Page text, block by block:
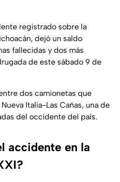
registrado sobre la
dejó un saldo
fallecidas y dos más
de este sábado 9 de
dos camionetas que
Italia-Las Cañas, una de
del occidente del país.
accidente en la